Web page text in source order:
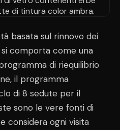
basata sul rinnovo dei
comporta come una
di riequilibrio
il programma
di 8 sedute per il
sono le vere fonti di
considera ogni visita